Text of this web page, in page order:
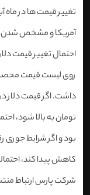
تغییر قیمت ها در ماه
آمریکا و مشخص شدن
احتمال تغییر قیمت
روی لیست قیمت
داشت. اگر قیمت دلار
تومان به بالا شود،
کاهش پیدا کند،
شرکت پارس ارتباط